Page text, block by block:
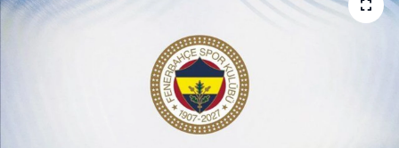
Erişim Bilgileri